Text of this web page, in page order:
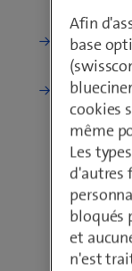
Comment
Modifier
Afin
base
cookies
même
Les
d'autres
bloqués
et
n'est